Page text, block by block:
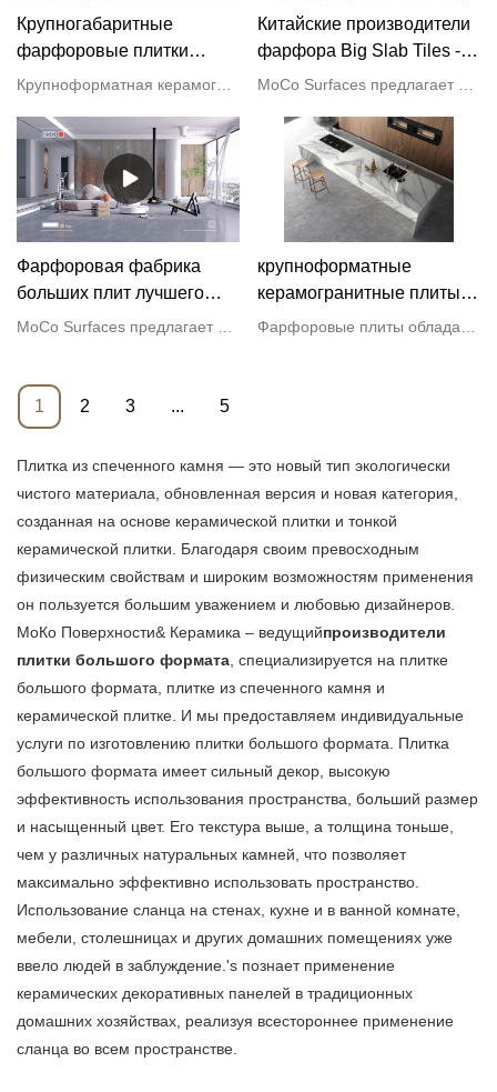
Плитка из спеченного камня — это новый тип экологически
чистого материала, обновленная версия и новая категория,
созданная на основе керамической плитки и тонкой
керамической плитки. Благодаря своим превосходным
физическим свойствам и широким возможностям применения
он пользуется большим уважением и любовью дизайнеров.
МоКо Поверхности& Керамика – ведущийпроизводители
плитки большого формата , специализируется на плитке
большого формата, плитке из спеченного камня и
керамической плитке. И мы предоставляем индивидуальные
услуги по изготовлению плитки большого формата. Плитка
большого формата имеет сильный декор, высокую
эффективность использования пространства, больший размер
и насыщенный цвет. Его текстура выше, а толщина тоньше,
чем у различных натуральных камней, что позволяет
максимально эффективно использовать пространство.
Использование сланца на стенах, кухне и в ванной комнате,
мебели, столешницах и других домашних помещениях уже
ввело людей в заблуждение.'s познает применение
керамических декоративных панелей в традиционных
домашних хозяйствах, реализуя всестороннее применение
сланца во всем пространстве.
Крупногабаритные
фарфоровые плитки
лучшего качества на
Китайские производители
фарфора Big Slab Tiles -
MoCo
Фарфоровая фабрика
больших плит лучшего
качества
крупноформатные
керамогранитные плиты
для кухонных столешниц
1 2 3 ... 5